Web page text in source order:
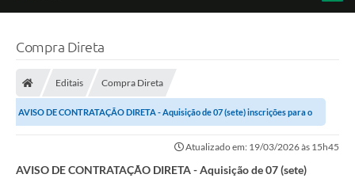
Investimentos
Compra Direta
Editais Compra Direta
AVISO DE CONTRATAÇÃO DIRETA - Aquisição de 07 (sete) inscrições para o
Atualizado em: 19/03/2026 às 15h45
AVISO DE CONTRATAÇÃO DIRETA - Aquisição de 07 (sete)